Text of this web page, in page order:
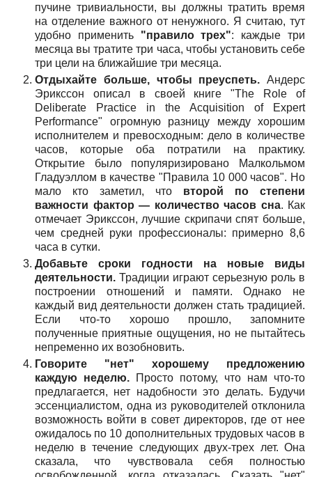
пучине тривиальности, вы должны тратить время
на отделение важного от ненужного. Я считаю, тут
удобно применить "правило трех": каждые три
месяца вы тратите три часа, чтобы установить себе
три цели на ближайшие три месяца.
Отдыхайте больше, чтобы преуспеть. Андерс
Эрикссон описал в своей книге "The Role of
Deliberate Practice in the Acquisition of Expert
Performance" огромную разницу между хорошим
исполнителем и превосходным: дело в количестве
часов, которые оба потратили на практику.
Открытие было популяризировано Малкольмом
Гладуэллом в качестве "Правила 10 000 часов". Но
мало кто заметил, что второй по степени
важности фактор — количество часов сна. Как
отмечает Эрикссон, лучшие скрипачи спят больше,
чем средней руки профессионалы: примерно 8,6
часа в сутки.
Добавьте сроки годности на новые виды
деятельности. Традиции играют серьезную роль в
построении отношений и памяти. Однако не
каждый вид деятельности должен стать традицией.
Если что-то хорошо прошло, запомните
полученные приятные ощущения, но не пытайтесь
непременно их возобновить.
Говорите "нет" хорошему предложению
каждую неделю.
Просто потому, что нам что-то
предлагается, нет надобности это делать. Будучи
эссенциалистом, одна из руководителей отклонила
возможность войти в совет директоров, где от нее
ожидалось по 10 дополнительных трудовых часов в
неделю в течение следующих двух-трех лет. Она
сказала, что чувствовала себя полностью